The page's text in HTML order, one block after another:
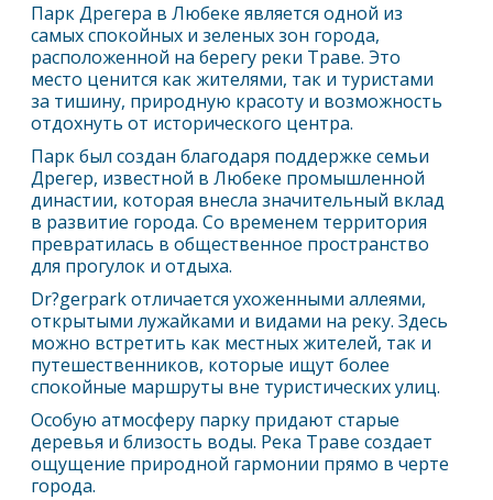
Парк Дрегера вЛюбеке является одной из
самых спокойных и зеленых зон города,
расположенной на берегу реки Траве. Это
место ценится как жителями, так и туристами
за тишину, природную красоту и возможность
отдохнуть от исторического центра.
Парк был создан благодаря поддержке семьи
Дрегер, известной вЛюбеке промышленной
династии, которая внесла значительный вклад
в развитие города. Со временем территория
превратилась в общественное пространство
для прогулок и отдыха.
Dr?gerpark отличается ухоженными аллеями,
открытыми лужайками и видами на реку. Здесь
можно встретить как местных жителей, так и
путешественников, которые ищут более
спокойные маршруты вне туристических улиц.
Особую атмосферу парку придают старые
деревья и близость воды. Река Траве создает
ощущение природной гармонии прямо в черте
города.